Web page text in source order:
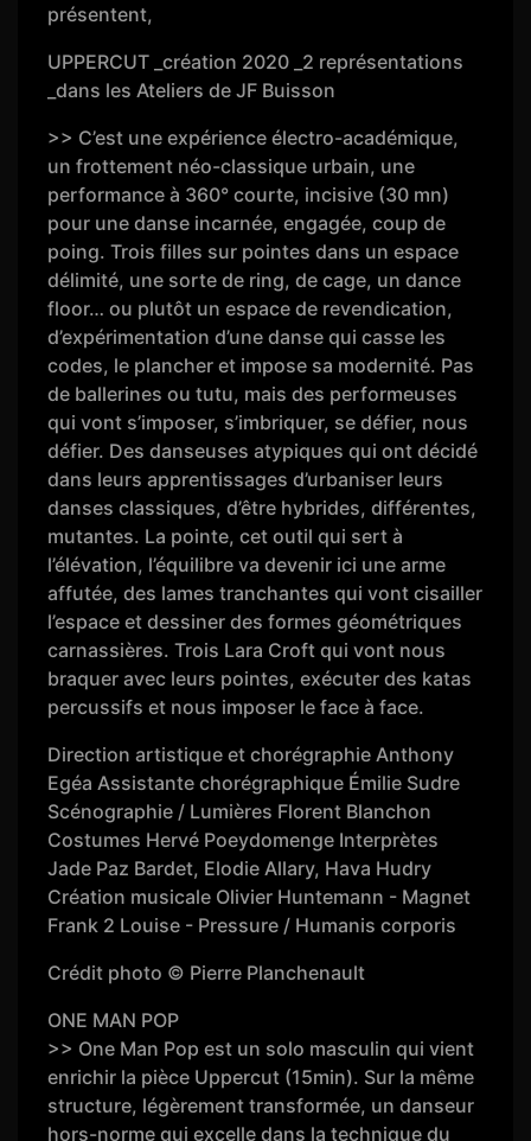
présentent,
UPPERCUT _création 2020 _2 représentations
_dans les Ateliers de JF Buisson
>> C’est une expérience électro-académique,
un frottement néo-classique urbain, une
performance à 360° courte, incisive (30 mn)
pour une danse incarnée, engagée, coup de
poing. Trois filles sur pointes dans un espace
délimité, une sorte de ring, de cage, un dance
floor… ou plutôt un espace de revendication,
d’expérimentation d’une danse qui casse les
codes, le plancher et impose sa modernité. Pas
de ballerines ou tutu, mais des performeuses
qui vont s’imposer, s’imbriquer, se défier, nous
défier. Des danseuses atypiques qui ont décidé
dans leurs apprentissages d’urbaniser leurs
danses classiques, d’être hybrides, différentes,
mutantes. La pointe, cet outil qui sert à
l’élévation, l’équilibre va devenir ici une arme
affutée, des lames tranchantes qui vont cisailler
l’espace et dessiner des formes géométriques
carnassières. Trois Lara Croft qui vont nous
braquer avec leurs pointes, exécuter des katas
percussifs et nous imposer le face à face.
Direction artistique et chorégraphie Anthony
Egéa Assistante chorégraphique Émilie Sudre
Scénographie / Lumières Florent Blanchon
Costumes Hervé Poeydomenge Interprètes
Jade Paz Bardet, Elodie Allary, Hava Hudry
Création musicale Olivier Huntemann - Magnet
Frank 2 Louise - Pressure / Humanis corporis
Crédit photo © Pierre Planchenault
ONE MAN POP
>> One Man Pop est un solo masculin qui vient
enrichir la pièce Uppercut (15min). Sur la même
structure, légèrement transformée, un danseur
hors-norme qui excelle dans la technique du